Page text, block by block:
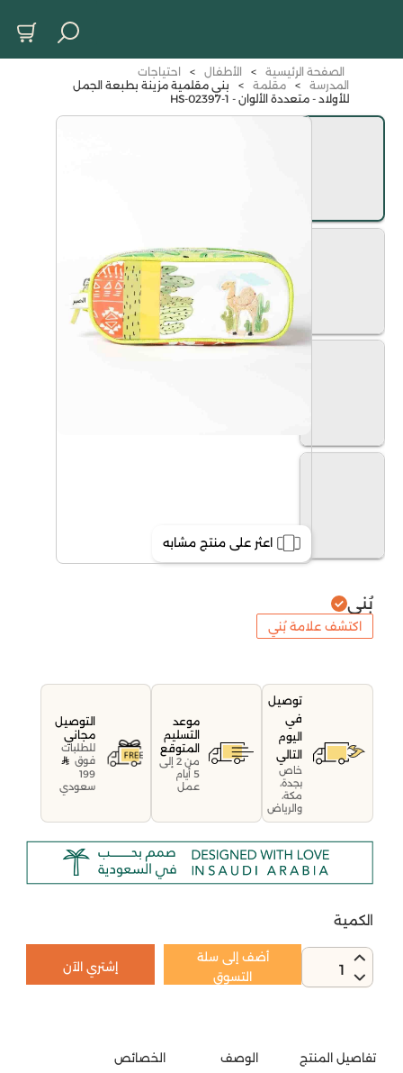
الصفحة الرئيسية > الأطفال >
احتياجات
المدرسة
> مقلمة >
بني مقلمية مزينة بطبعة الجمل
للأولاد - متعددة الألوان - HS-02397-1
اعثر على منتج مشابه
بُني
اكتشف علامة بُني
توصيل
في
اليوم
التالي
خاص
بجدة،
مكة،
والرياض
موعد
التسليم
المتوقع
من 2 إلى
5 أيام
عمل
التوصيل
مجاني
للطلبات
فوق
199
سعودي
الكمية
1
أضف إلى سلة
التسوق
إشتري الآن
تفاصيل المنتج الوصف الخصائص